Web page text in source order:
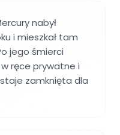
nabył
i mieszkał tam
jego śmierci
ręce prywatne i
zamknięta dla